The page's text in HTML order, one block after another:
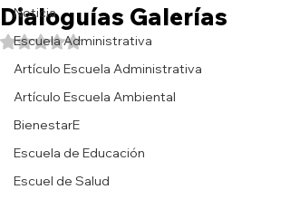
Noticia
Escuela Administrativa
Artículo Escuela Administrativa
Artículo Escuela Ambiental
BienestarE
Escuela de Educación
Escuel de Salud
Dialoguías Galerías
Obtuvo NaN de 5 estrellas.